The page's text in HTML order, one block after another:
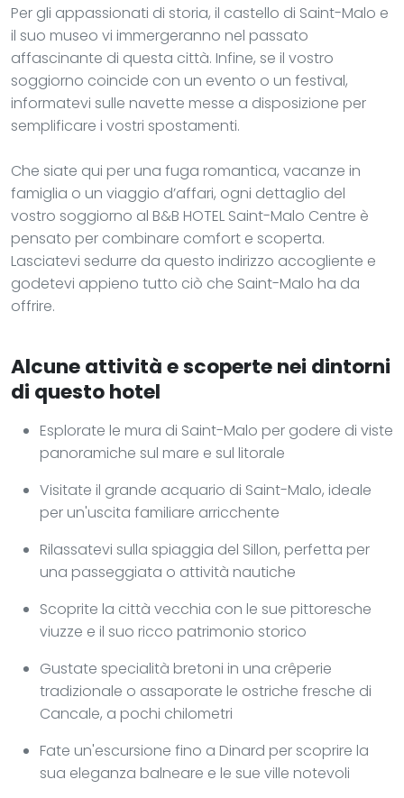
Per gli appassionati di storia, il castello di Saint-Malo e
il suo museo vi immergeranno nel passato
affascinante di questa città. Infine, se il vostro
soggiorno coincide con un evento o un festival,
informatevi sulle navette messe a disposizione per
semplificare i vostri spostamenti.
Che siate qui per una fuga romantica, vacanze in
famiglia o un viaggio d’affari, ogni dettaglio del
vostro soggiorno al B&B HOTEL Saint-Malo Centre è
pensato per combinare comfort e scoperta.
Lasciatevi sedurre da questo indirizzo accogliente e
godetevi appieno tutto ciò che Saint-Malo ha da
offrire.
Alcune attività e scoperte nei dintorni
di questo hotel
Esplorate le mura di Saint-Malo per godere di viste
panoramiche sul mare e sul litorale
Visitate il grande acquario di Saint-Malo, ideale
per un'uscita familiare arricchente
Rilassatevi sulla spiaggia del Sillon, perfetta per
una passeggiata o attività nautiche
Scoprite la città vecchia con le sue pittoresche
viuzze e il suo ricco patrimonio storico
Gustate specialità bretoni in una crêperie
tradizionale o assaporate le ostriche fresche di
Cancale, a pochi chilometri
Fate un'escursione fino a Dinard per scoprire la
sua eleganza balneare e le sue ville notevoli